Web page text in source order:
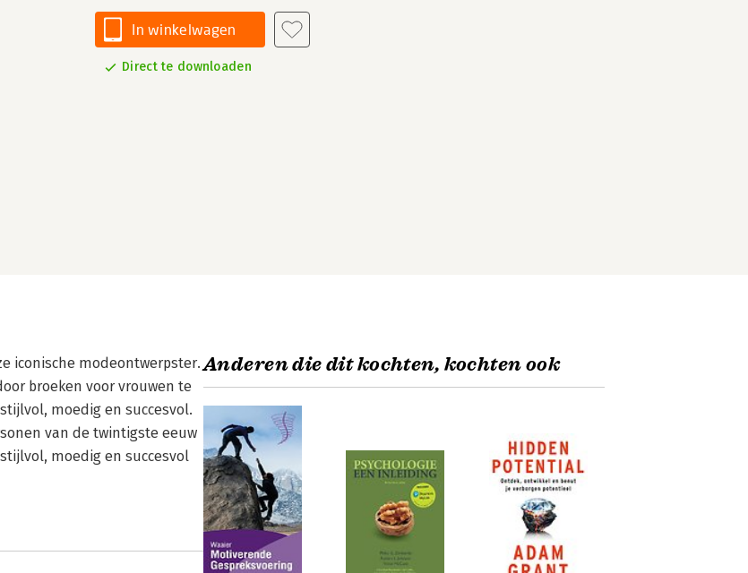
In winkelwagen
Direct te downloaden
iconische modeontwerpster.
broeken voor vrouwen te
moedig en succesvol.
van de twintigste eeuw
moedig en succesvol
Anderen die dit kochten, kochten ook